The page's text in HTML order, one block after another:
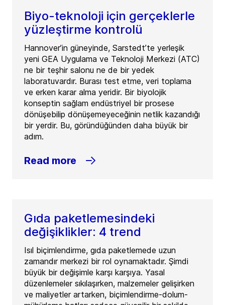
Biyo-teknoloji için gerçeklerle
yüzleştirme kontrolü
Hannover’in güneyinde, Sarstedt’te yerleşik
yeni GEA Uygulama ve Teknoloji Merkezi (ATC)
ne bir teşhir salonu ne de bir yedek
laboratuvardır. Burası test etme, veri toplama
ve erken karar alma yeridir. Bir biyolojik
konseptin sağlam endüstriyel bir prosese
dönüşebilip dönüşemeyeceğinin netlik kazandığı
bir yerdir. Bu, göründüğünden daha büyük bir
adım.
Read more
Gıda paketlemesindeki
değişiklikler: 4 trend
Isıl biçimlendirme, gıda paketlemede uzun
zamandır merkezi bir rol oynamaktadır. Şimdi
büyük bir değişimle karşı karşıya. Yasal
düzenlemeler sıkılaşırken, malzemeler gelişirken
ve maliyetler artarken, biçimlendirme-dolum-